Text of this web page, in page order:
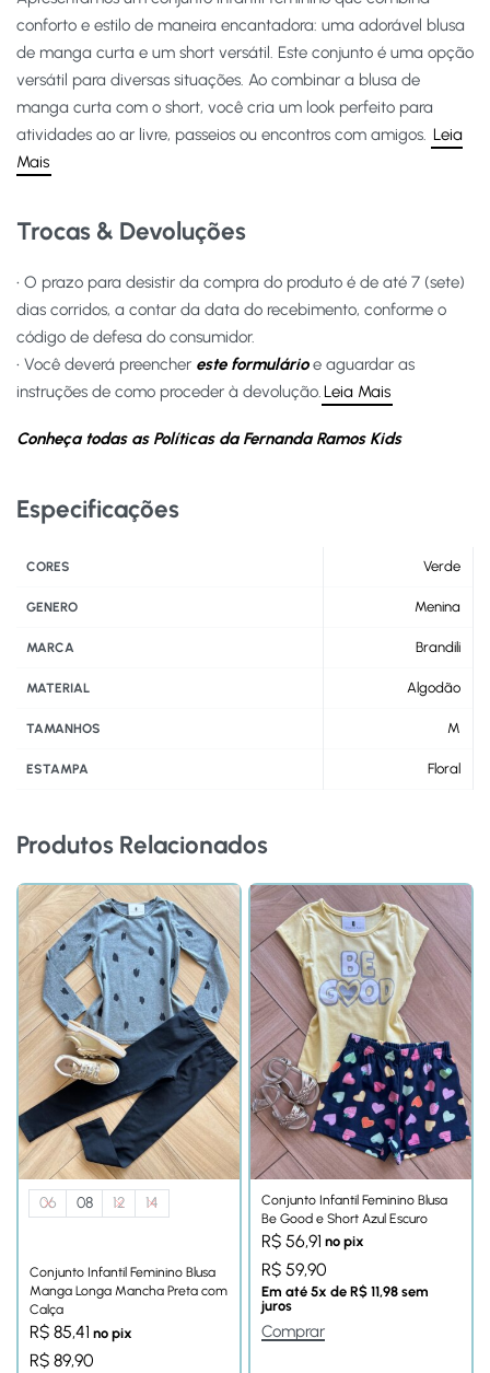
conforto e estilo de maneira encantadora: uma adorável blusa
de manga curta e um short versátil. Este conjunto é uma opção
versátil para diversas situações. Ao combinar a blusa de
manga curta com o short, você cria um look perfeito para
atividades ao ar livre, passeios ou encontros com amigos. Leia
Mais
Trocas & Devoluções
• O prazo para desistir da compra do produto é de até 7 (sete)
dias corridos, a contar da data do recebimento, conforme o
código de defesa do consumidor.
• Você deverá preencher este formulárioe aguardar as
instruções de como proceder à devolução.Leia Mais
Conheça todas as Políticas da Fernanda Ramos Kids
Especificações
CORES Verde
GENERO Menina
MARCA Brandili
MATERIAL Algodão
TAMANHOS M
ESTAMPA Floral
Produtos Relacionados
06 08 12 14
Conjunto Infantil Feminino Blusa
Manga Longa Mancha Preta com
Calça
R$ 85,41 no pix
R$ 89,90
Conjunto Infantil Feminino Blusa
Be Good e Short Azul Escuro
R$ 56,91 no pix
R$ 59,90
Em até 5x de R$ 11,98 sem
juros
Comprar